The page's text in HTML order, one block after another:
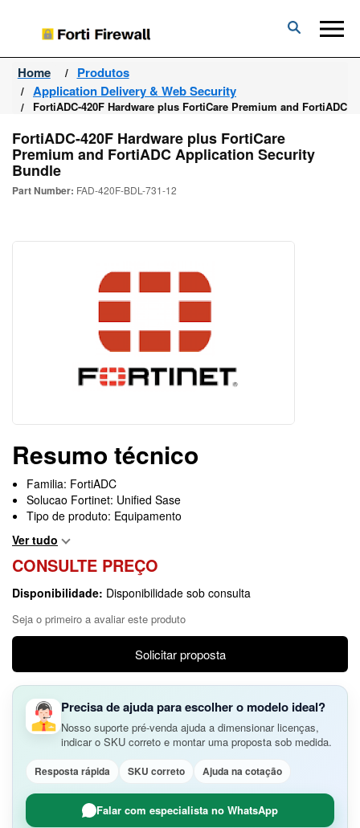
Forti
Firewall
Home
Produtos
Application Delivery & Web Security
FortiADC-420F Hardware plus FortiCare Premium and FortiADC
FortiADC-420F Hardware plus FortiCare
Premium and FortiADC Application Security
Bundle
Part Number: FAD-420F-BDL-731-12
Resumo técnico
Familia: FortiADC
Solucao Fortinet: Unified Sase
Tipo de produto: Equipamento
Ver tudo
CONSULTE PREÇO
Disponibilidade: Disponibilidade sob consulta
Seja o primeiro a avaliar este produto
Solicitar proposta
Precisa de ajuda para escolher o modelo ideal?
Nosso suporte pré-venda ajuda a dimensionar licenças,
indicar o SKU correto e montar uma proposta sob medida.
Resposta rápida SKU correto Ajuda na cotação
Falar com especialista no WhatsApp